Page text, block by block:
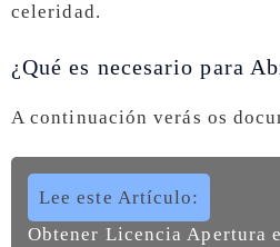
celeridad.
¿Qué es necesario para
A continuación verás os
Lee este Artículo:
Obtener Licencia Apertura